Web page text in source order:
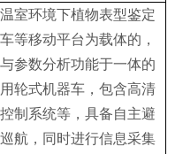
室环境下植物表型鉴定
等移动平台为载体的，
参数分析功能于一体的
轮式机器车，包含高清
制系统等，具备自主避
航，同时进行信息采集